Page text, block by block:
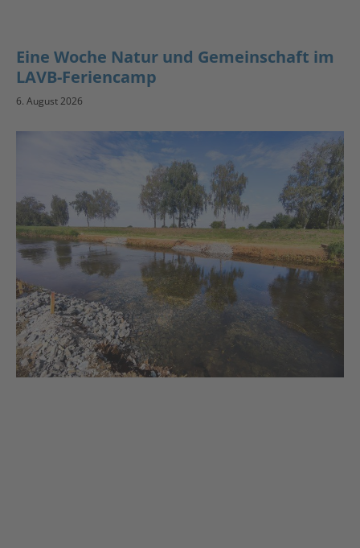
Eine Woche Natur und Gemeinschaft im
LAVB-Feriencamp
6. August 2026